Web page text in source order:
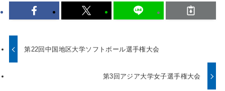
第22回中国地区大学ソフトボール選手権大会
第3回アジア大学女子選手権大会